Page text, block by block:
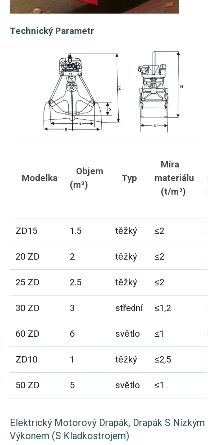
Technický Parametr
Modelka
Objem
(m³)
Typ
Míra
materiálu
(t/m³)
(t)
ZD15 1.5 těžký ≤2
3
20 ZD
2 těžký ≤2
4
25 ZD
2.5 těžký ≤2
5
30 ZD
3 střední ≤1,2
60 ZD
6 světlo ≤1
6
ZD10
1 těžký ≤2,5
50 ZD
5 světlo ≤1 5
Elektrický Motorový Drapák, Drapák S Nízkým
Výkonem (s Kladkostrojem)